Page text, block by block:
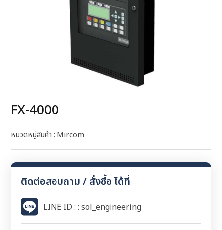
FX-4000
หมวดหมู่สินค้า : Mircom
ติดต่อสอบถาม / สั่งซื้อ ได้ที่
LINE ID : : sol_engineering